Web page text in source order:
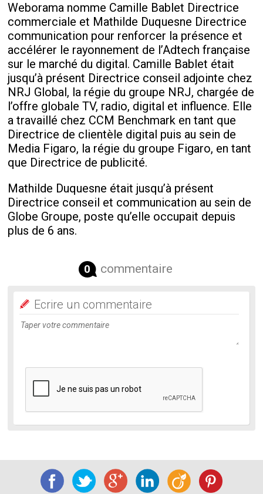
Weborama nomme Camille Bablet Directrice
commerciale et Mathilde Duquesne Directrice
communication pour renforcer la présence et
accélérer le rayonnement de l’Adtech française
sur le marché du digital. Camille Bablet était
jusqu’à présent Directrice conseil adjointe chez
NRJ Global, la régie du groupe NRJ, chargée de
l’offre globale TV, radio, digital et influence. Elle
a travaillé chez CCM Benchmark en tant que
Directrice de clientèle digital puis au sein de
Media Figaro, la régie du groupe Figaro, en tant
que Directrice de publicité.
Mathilde Duquesne était jusqu’à présent
Directrice conseil et communication au sein de
Globe Groupe, poste qu’elle occupait depuis
plus de 6 ans.
0 commentaire
Ecrire un commentaire